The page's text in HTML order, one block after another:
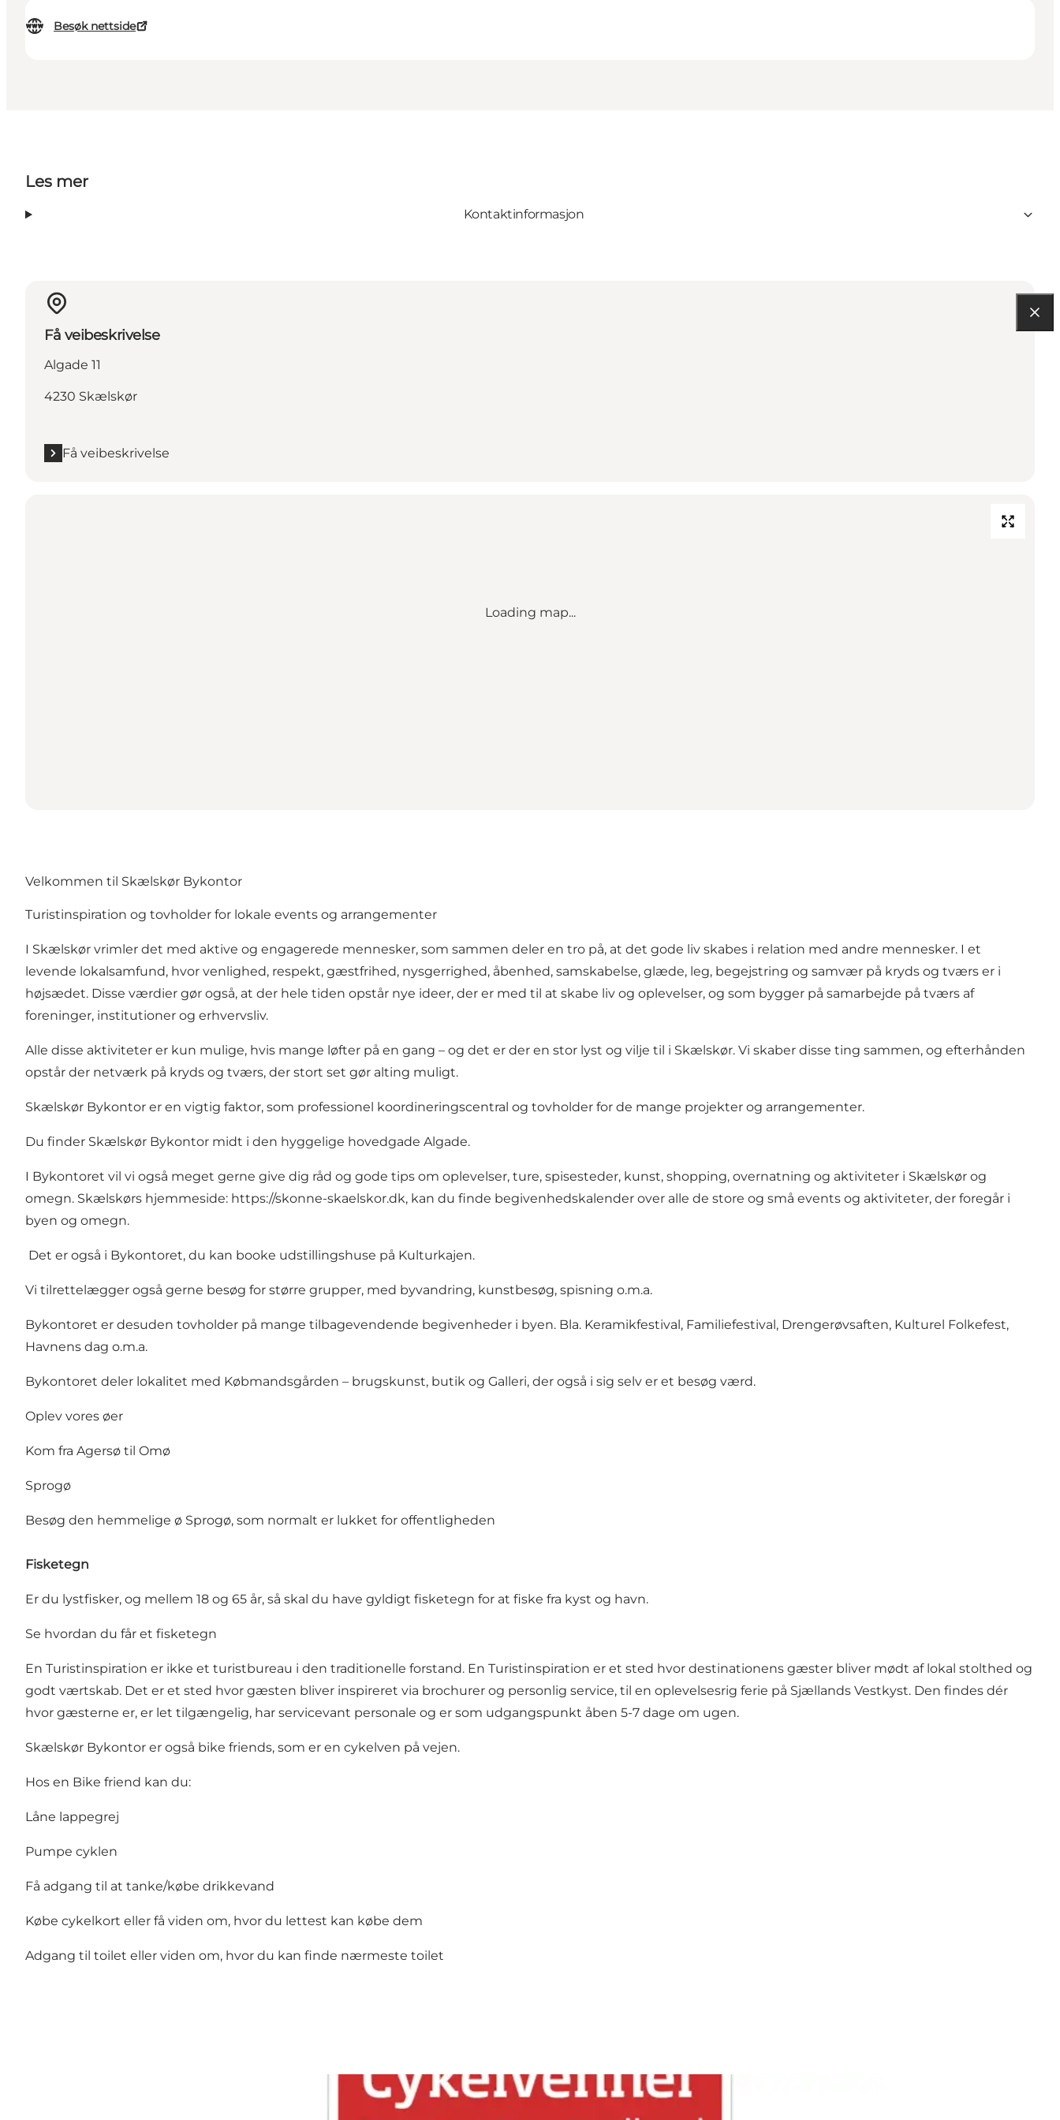
Besøk nettside
Les mer
Kontaktinformasjon
Få veibeskrivelse
Algade 11
4230 Skælskør
Få veibeskrivelse
Loading map...
Velkommen til Skælskør Bykontor
Turistinspiration og tovholder for lokale events og arrangementer
I Skælskør vrimler det med aktive og engagerede mennesker, som sammen deler en tro på, at det gode liv skabes i relation med andre mennesker. I et
levende lokalsamfund, hvor venlighed, respekt, gæstfrihed, nysgerrighed, åbenhed, samskabelse, glæde, leg, begejstring og samvær på kryds og tværs er i
højsædet. Disse værdier gør også, at der hele tiden opstår nye ideer, der er med til at skabe liv og oplevelser, og som bygger på samarbejde på tværs af
foreninger, institutioner og erhvervsliv.
Alle disse aktiviteter er kun mulige, hvis mange løfter på en gang – og det er der en stor lyst og vilje til i Skælskør. Vi skaber disse ting sammen, og efterhånden
opstår der netværk på kryds og tværs, der stort set gør alting muligt.
Skælskør Bykontor er en vigtig faktor, som professionel koordineringscentral og tovholder for de mange projekter og arrangementer.
Du finder Skælskør Bykontor midt i den hyggelige hovedgade Algade.
I Bykontoret vil vi også meget gerne give dig råd og gode tips om oplevelser, ture, spisesteder, kunst, shopping, overnatning og aktiviteter i Skælskør og
omegn. Skælskørs hjemmeside: https://skonne-skaelskor.dk, kan du finde begivenhedskalender over alle de store og små events og aktiviteter, der foregår i
byen og omegn.
Det er også i Bykontoret, du kan booke udstillingshuse på Kulturkajen.
Vi tilrettelægger også gerne besøg for større grupper, med byvandring, kunstbesøg, spisning o.m.a.
Bykontoret er desuden tovholder på mange tilbagevendende begivenheder i byen. Bla. Keramikfestival, Familiefestival, Drengerøvsaften, Kulturel Folkefest,
Havnens dag o.m.a.
Bykontoret deler lokalitet med Købmandsgården – brugskunst, butik og Galleri, der også i sig selv er et besøg værd.
Oplev vores øer
Kom fra Agersø til Omø
Sprogø
Besøg den hemmelige ø Sprogø, som normalt er lukket for offentligheden
Fisketegn
Er du lystfisker, og mellem 18 og 65 år, så skal du have gyldigt fisketegn for at fiske fra kyst og havn.
Se hvordan du får et fisketegn
En Turistinspiration er ikke et turistbureau i den traditionelle forstand. En Turistinspiration er et sted hvor destinationens gæster bliver mødt af lokal stolthed og
godt værtskab. Det er et sted hvor gæsten bliver inspireret via brochurer og personlig service, til en oplevelsesrig ferie på Sjællands Vestkyst. Den findes dér
hvor gæsterne er, er let tilgængelig, har servicevant personale og er som udgangspunkt åben 5-7 dage om ugen.
Skælskør Bykontor er også bike friends, som er en cykelven på vejen.
Hos en Bike friend kan du:
Låne lappegrej
Pumpe cyklen
Få adgang til at tanke/købe drikkevand
Købe cykelkort eller få viden om, hvor du lettest kan købe dem
Adgang til toilet eller viden om, hvor du kan finde nærmeste toilet